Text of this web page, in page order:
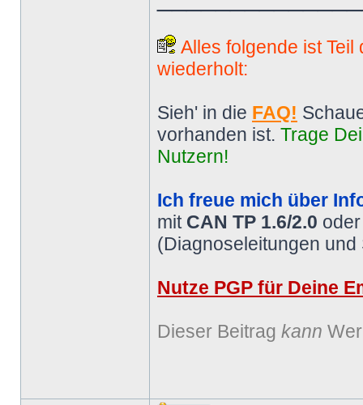
Alles folgende ist
wiederholt:
Sieh' in die FAQ!
vorhanden ist. Trage
Nutzern!
Ich freue mich über
mit CAN TP 1.6/2.0
(Diagnoseleitungen
Nutze PGP für Deine
Dieser Beitrag kann